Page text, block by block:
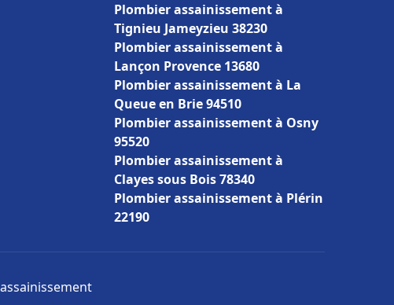
Plombier assainissement à
Tignieu Jameyzieu 38230
Plombier assainissement à
Lançon Provence 13680
Plombier assainissement à La
Queue en Brie 94510
Plombier assainissement à Osny
95520
Plombier assainissement à
Clayes sous Bois 78340
Plombier assainissement à Plérin
22190